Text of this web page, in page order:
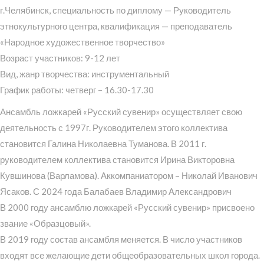
г.Челябинск, специальность по диплому — Руководитель
этнокультурного центра, квалификация — преподаватель
«Народное художественное творчество»
Возраст участников: 9-12 лет
Вид, жанр творчества: инструментальный
График работы: четверг – 16.30-17.30
Ансамбль ложкарей «Русский сувенир» осуществляет свою
деятельность с 1997г. Руководителем этого коллектива
становится Галина Николаевна Туманова. В 2011 г.
руководителем коллектива становится Ирина Викторовна
Кувшинова (Варламова). Аккомпаниатором – Николай Иванович
Ясаков. С 2024 года Балабаев Владимир Александрович
В 2000 году ансамблю ложкарей «Русский сувенир» присвоено
звание «Образцовый».
В 2019 году состав ансамбля меняется. В число участников
входят все желающие дети общеобразовательных школ города.